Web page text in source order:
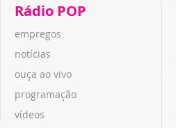
Rádio POP
empregos
notícias
ouça ao vivo
programação
vídeos